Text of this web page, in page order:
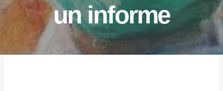
un informe
12/01/2021